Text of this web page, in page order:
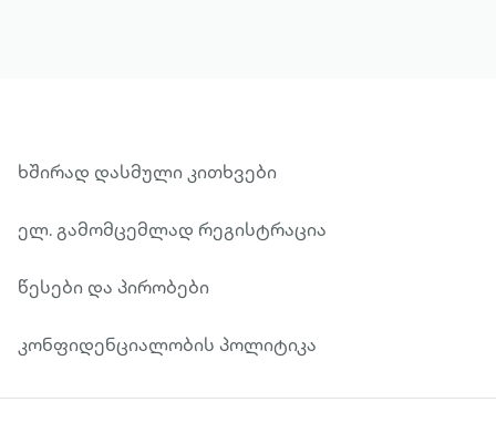
ხშირად დასმული კითხვები
ელ. გამომცემლად რეგისტრაცია
წესები და პირობები
კონფიდენციალობის პოლიტიკა